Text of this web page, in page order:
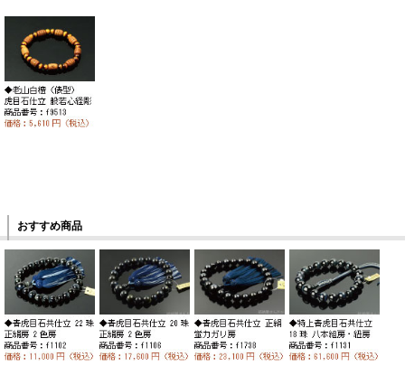
おすすめ商品